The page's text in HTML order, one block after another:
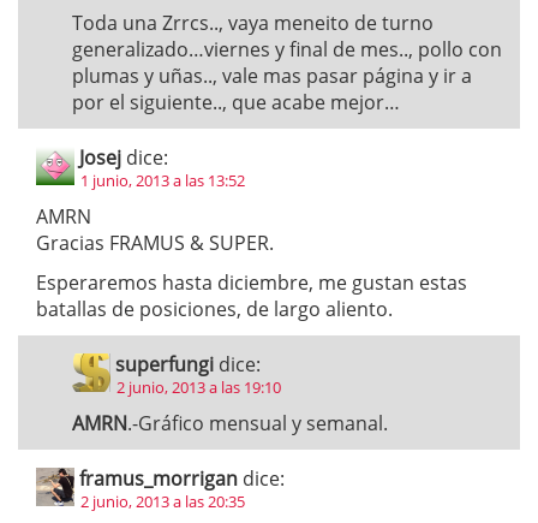
Toda una Zrrcs.., vaya meneito de turno
generalizado…viernes y final de mes.., pollo con
plumas y uñas.., vale mas pasar página y ir a
por el siguiente.., que acabe mejor…
Josej dice:
1 junio, 2013 a las 13:52
AMRN
Gracias FRAMUS & SUPER.
Esperaremos hasta diciembre, me gustan estas
batallas de posiciones, de largo aliento.
superfungi dice:
2 junio, 2013 a las 19:10
AMRN.-Gráfico mensual y semanal.
framus_morrigan dice:
2 junio, 2013 a las 20:35